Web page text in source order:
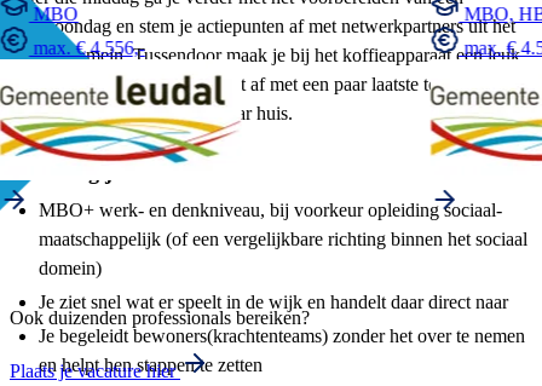
opschoondag en stem je actiepunten af met netwerkpartners uit het
sociaal domein. Tussendoor maak je bij het koffieapparaat een leuk
praatje met een collega. Je sluit af met een paar laatste telefoontjes
en notities… en dan lekker naar huis.
MBO+ werk- en denkniveau, bij voorkeur opleiding sociaal-
maatschappelijk (of een vergelijkbare richting binnen het sociaal
domein)
Je ziet snel wat er speelt in de wijk en handelt daar direct naar
Je begeleidt bewoners(krachtenteams) zonder het over te nemen
en helpt hen stappen te zetten
MBO
max. € 4.556,-
MBO,
max. €
Ook duizenden professionals bereiken?
Plaats je vacature hier